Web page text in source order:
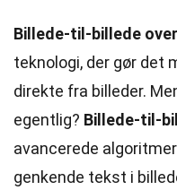
Billede-til-billede
teknologi, der gør
direkte fra billeder.
egentlig? Billede-til-
avancerede
genkende tekst i